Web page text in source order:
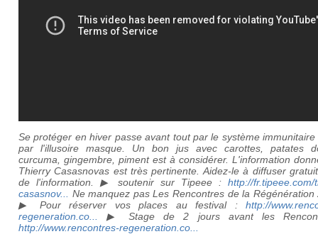
Se protéger en hiver passe avant tout par le système immunitaire
par l'illusoire masque. Un bon jus avec carottes, patates
curcuma, gingembre, piment est à considérer. L'information
Thierry Casasnovas est très pertinente. Aidez-leà diffuser
de l'information. ▶ soutenir sur Tipeee : http://fr.tipeee.com/
casasnov...
Ne manquez pas Les Rencontres de la Régénération
▶ Pour réserver vos places au festival : http://
regeneration.co...
▶ Stage de 2 jours avant les
http://www.rencontres-regeneration.co...